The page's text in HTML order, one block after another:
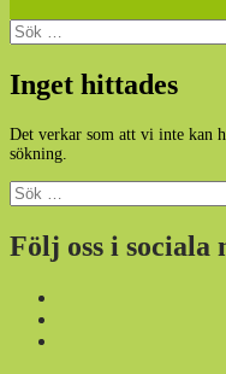
Sök
efter:
Inget hittades
Det verkar som att vi inte kan
sökning.
Sök
efter:
Följ oss i sociala